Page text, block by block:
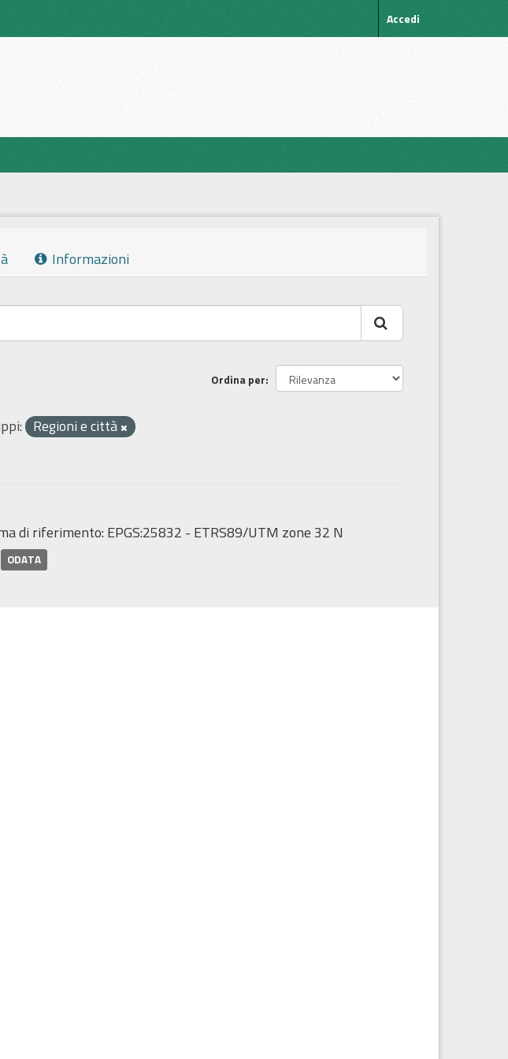
Accedi
Informazioni
Ordina per
Regioni e città
di riferimento: EPGS:25832 - ETRS89/UTM zone 32 N
ODATA